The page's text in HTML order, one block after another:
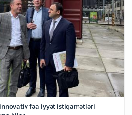
fəaliyyət istiqamətləri